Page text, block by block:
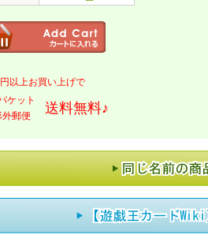
以上お買い上げで
ケット
外郵便
送料無料♪